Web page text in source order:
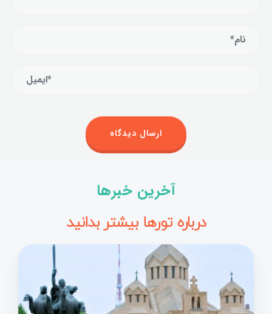
آخرین خبرها
درباره تورها بیشتر بدانید